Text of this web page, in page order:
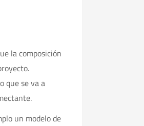
la composición
que se va a
un modelo de